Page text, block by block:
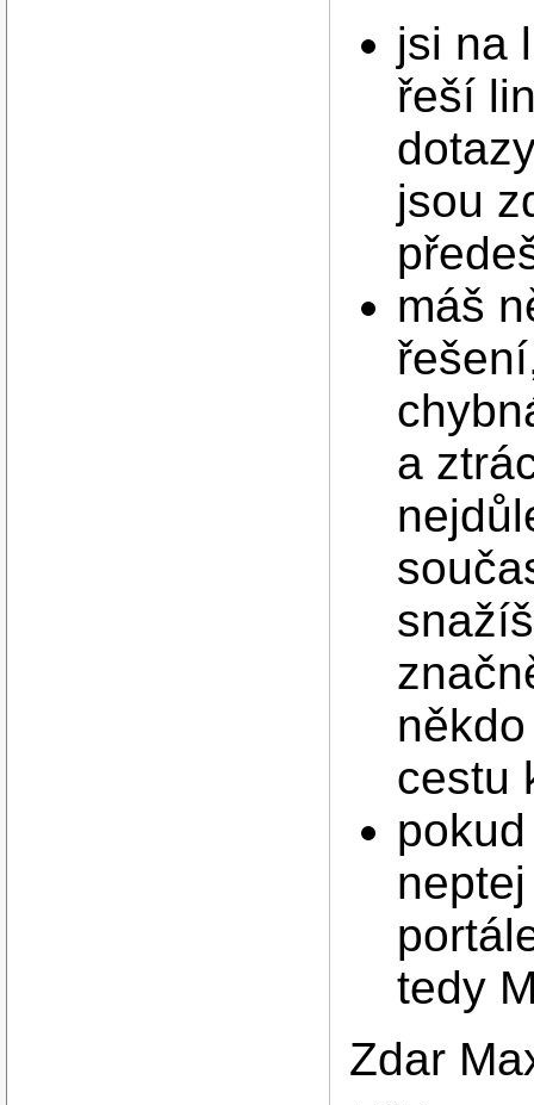
jsi na
řeší
jsou
máš
a
cestu
tedy
Zdar